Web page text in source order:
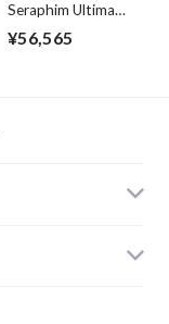
Seraphim Ultima
Full-Brass /
Deadmans Hand
¥56,565